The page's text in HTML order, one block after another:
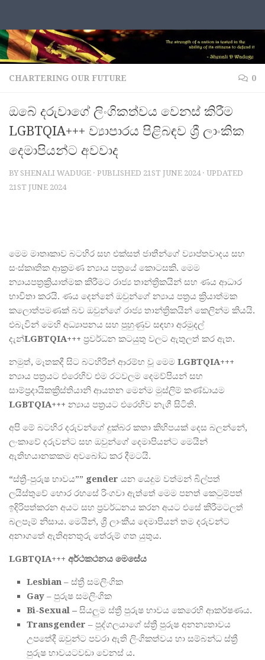
CHARTERING OUR FUTURE 0
ඔබේ දරුවාගේ ලිංගිකත්වය වෙනස් කිරීම
LGBTQIA+++ ව්‍යාපාරය පිළිබඳව ශ්‍රී ලාංකික
දෙමාපියන්ට අවවාද
BY SHENALI WADUGE · PUBLISHED 21ST JUNE 2024· UPDATED
21ST JUNE 2024
මෙම මාතෘකාව බටහිර සහ එක්සත් ජාතීන්ගේ ව්‍යාප්තවාදය සහ
සංස්කෘතික ආක්‍රමණ න්‍යාය පත්‍රයේ කොටසකි. මෙම
න්‍යායපත්‍රක්‍රියාත්මක කිරීමට රාජ්‍ය තාන්ත්‍රිකයින් සහ ණය ආධාර
භාවිතා කරයි. ණය දෙන්නේ ඔවුන්ගේ න්‍යාය පත්‍රය ක්‍රියාත්මක
කලොත්පමණක් බව ඔවුන්ගේ රාජ්‍ය තාන්ත්‍රිකයින් කෙලින්ම කියයි.
එබැවින් මෙහි අධ්‍යාපනය සහ පුහුණුව සඳහා අරමුදල්
දැන්LGBTQIA+++ ප්‍රවර්ධන කටයුතු වලට ඇතුලත් කර ඇත.
නමුත්, මෑතකදී සිට බටහිරින් ආරම්භ වූ මෙම LGBTQIA+++
න්‍යාය පත්‍රයට එරෙහිව එම රටවලම දෙමව්පියන් සහ
සාම්ප්‍රදායිකක්‍රිස්තියානි ආයතන මෙන්ම මුස්ලිම් කණ්ඩායම
LGBTQIA+++ න්‍යාය පත්‍රයට එරෙහිව නැගී සිටිති.
අපි මේ බටහිර දරුවන්ගේ දුක්බර කතා කිහිපයක් දෙස බලන්නේ,
ලංකාවේ දරුවන්ට සහ ඔවුන්ගේ දෙමාපියන්ට මෙයින්
ඇතිභයානකකම අවබෝධ කර දීමටයි.
“ස්ත්‍රී-පුරුෂ භාවය”” gender යන යෙදුම වත්මන් බිල්පත්
ලයිස්තුවේ හොර රහසේ රිංගවා ඇත්තේ මෙම පනත් කෙටුම්පත්
ඉදිරිපත්කරන අයට සහ ප්‍රවර්ධනය කරන අයට එසේ කිරීමටලත්
බලපෑම් නිසාය. මෙයින්, ශ්‍රී ලාංකීය දෙමාපියන් තම දරුවන්ට
අනාගතේ ඇතිඅනතුරු තේරුම් ගත යුතුය.
LGBTQIA+++ අර්ථකථනය මෙසේය
Lesbian – ස්ත්‍රී සමලිංගික
Gay – පුරුෂ සමලිංගික
Bi-Sexual – සියලුම ස්ත්‍රී පුරුෂ භාවය කෙරෙහි ආකර්ෂණය.
Transgender – පුද්ගලයාගේ ස්ත්‍රී පුරුෂ අනන්‍යතාවය
උපතේදී ඔවුන්ට පවරා ඇති ලිංගිකත්වය හා සම්බන්ධ ස්ත්‍රී
පුරුෂ භාවයටවඩා වෙනස් ය.